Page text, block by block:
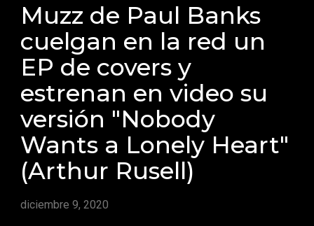
Muzz de Paul Banks
cuelgan en la red un
EP de covers y
estrenan en video su
versión "Nobody
Wants a Lonely Heart"
(Arthur Rusell)
diciembre 9, 2020